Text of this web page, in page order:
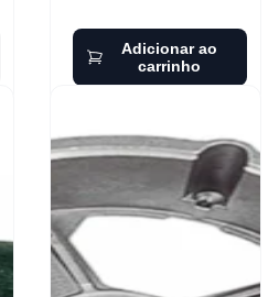
Adicionar ao
carrinho